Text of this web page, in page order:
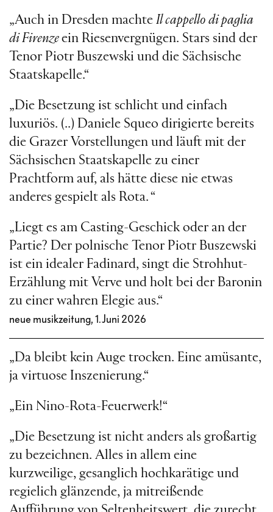
„Auch in Dresden machte Il cappello di paglia
di Firenzeein Riesenvergnügen. Stars sind der
Tenor Piotr Buszewski und die Sächsische
Staatskapelle.“
„Die Besetzung ist schlicht und einfach
luxuriös. (..) Daniele Squeo dirigierte bereits
die Grazer Vorstellungen und läuft mit der
Sächsischen Staatskapelle zu einer
Prachtform auf, als hätte diese nie etwas
anderes gespielt als Rota. “
„Liegt es am Casting-Geschick oder an der
Partie? Der polnische Tenor Piotr Buszewski
ist ein idealer Fadinard, singt die Strohhut-
Erzählung mit Verve und holt bei der Baronin
zu einer wahren Elegie aus.“
neue musikzeitung, 1.Juni 2026
„Da bleibt kein Auge trocken. Eine amüsante,
ja virtuose Inszenierung.“
„Ein Nino-Rota-Feuerwerk!“
„Die Besetzung ist nicht anders als großartig
zu bezeichnen. Alles in allem eine
kurzweilige, gesanglich hochkarätige und
regielich glänzende, ja mitreißende